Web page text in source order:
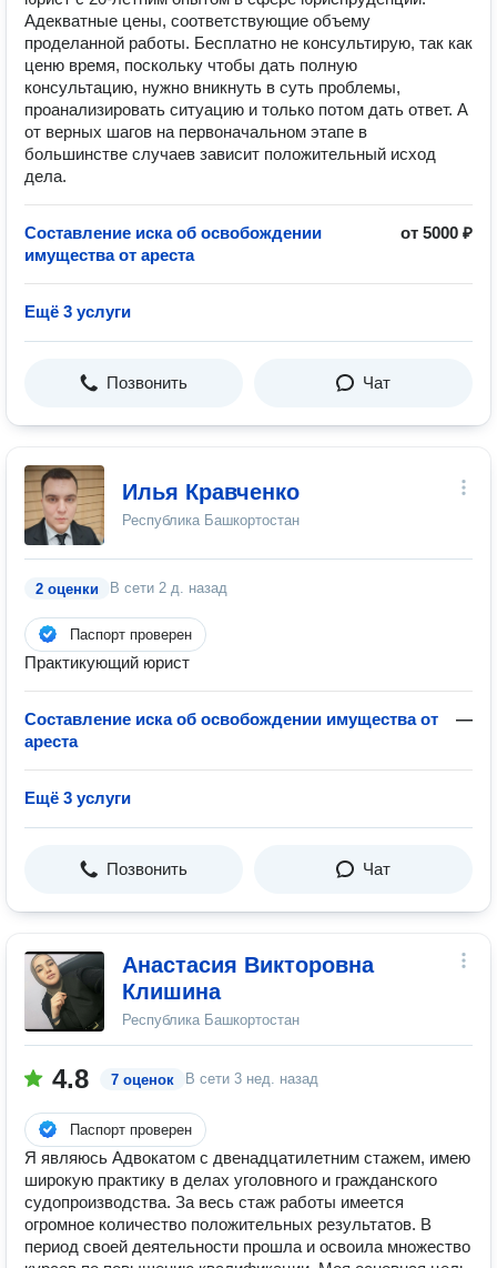
Адекватные цены, соответствующие объему
проделанной работы. Бесплатно не консультирую, так как
ценю время, поскольку чтобы дать полную
консультацию, нужно вникнуть в суть проблемы,
проанализировать ситуацию и только потом дать ответ. А
от верных шагов на первоначальном этапе в
большинстве случаев зависит положительный исход
дела.
Составление иска об освобождении
имущества от ареста
от 5000 ₽
Ещё 3 услуги
Позвонить Чат
Илья Кравченко
Республика Башкортостан
2 оценки В сети 2 д. назад
Паспорт проверен
Практикующий юрист
Составление иска об освобождении имущества от
ареста
—
Ещё 3 услуги
Позвонить Чат
Анастасия Викторовна
Клишина
Республика Башкортостан
4.8 7 оценок В сети 3 нед. назад
Паспорт проверен
Я являюсь Адвокатом с двенадцатилетним стажем, имею
широкую практику в делах уголовного и гражданского
судопроизводства. За весь стаж работы имеется
огромное количество положительных результатов. В
период своей деятельности прошла и освоила множество